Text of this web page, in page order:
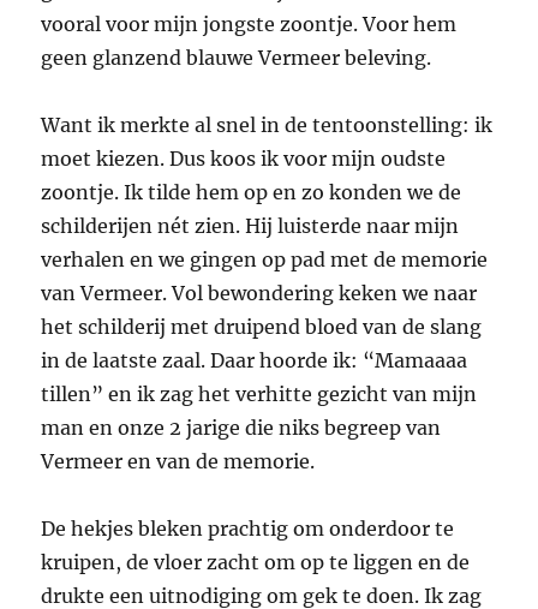
vooral voor mijn jongste zoontje. Voor hem
geen glanzend blauwe Vermeer beleving.
Want ik merkte al snel in de tentoonstelling: ik
moet kiezen. Dus koos ik voor mijn oudste
zoontje. Ik tilde hem op en zo konden we de
schilderijen nét zien. Hij luisterde naar mijn
verhalen en we gingen op pad met de memorie
van Vermeer. Vol bewondering keken we naar
het schilderij met druipend bloed van de slang
in de laatste zaal. Daar hoorde ik: “Mamaaaa
tillen” en ik zag het verhitte gezicht van mijn
man en onze 2 jarige die niks begreep van
Vermeer en van de memorie.
De hekjes bleken prachtig om onderdoor te
kruipen, de vloer zacht om op te liggen en de
drukte een uitnodiging om gek te doen. Ik zag